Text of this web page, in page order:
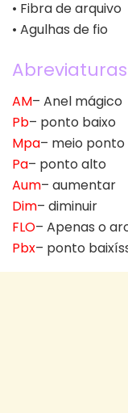
• Fibra de arquivo
• Agulhas de fio
Abreviaturas
AM– Anel mágico
Pb– ponto baixo
Mpa– meio
Pa– ponto alto
Aum– aumentar
Dim– diminuir
FLO– Apenas o
Pbx– ponto